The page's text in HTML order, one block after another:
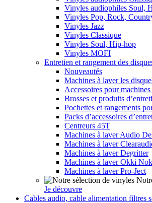
Vinyles audiophiles Soul,
Vinyles Pop, Rock,
Vinyles Jazz
Vinyles Classique
Vinyles Soul, Hip-hop
Vinyles MOFI
Entretien et rangement des
Nouveautés
Machines à laver les
Accessoires pour
Brosses et produits
Pochettes et rangements
Packs d’accessoires
Centreurs 45T
Machines à laver Audio
Machines à laver
Machines à laver Degritter
Machines à laver Okki
Machines à laver Pro-Ject
Je découvre
Cables audio, cable alimentation filtres